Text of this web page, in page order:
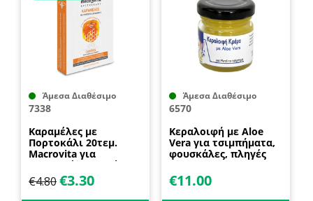
Άμεσα Διαθέσιμο
7338
Καραμέλες με
Πορτοκάλι 20τεμ.
Macrovita για
ερεθισμένο λαιμό και
κρυολόγημα
€4.80€3.30
Άμεσα Διαθέσιμο
6570
Κεραλοιφή με Aloe
Vera για τσιμπήματα,
φουσκάλες, πληγές
€11.00